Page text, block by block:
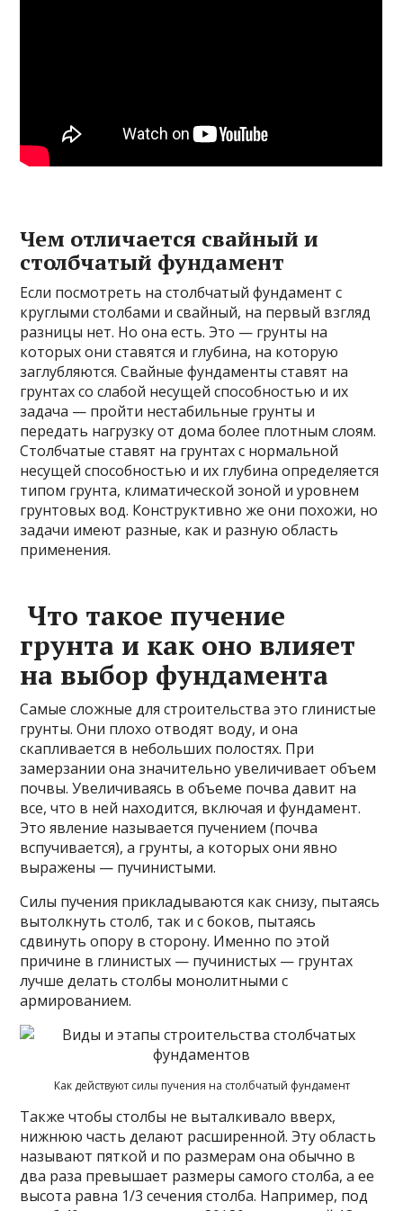
Чем отличается свайный и
столбчатый фундамент
Если посмотреть на столбчатый фундамент с
круглыми столбами и свайный, на первый взгляд
разницы нет. Но она есть. Это — грунты на
которых они ставятся и глубина, на которую
заглубляются. Свайные фундаменты ставят на
грунтах со слабой несущей способностью и их
задача — пройти нестабильные грунты и
передать нагрузку от дома более плотным слоям.
Столбчатые ставят на грунтах с нормальной
несущей способностью и их глубина определяется
типом грунта, климатической зоной и уровнем
грунтовых вод. Конструктивно же они похожи, но
задачи имеют разные, как и разную область
применения.
Что такое пучение
грунта и как оно влияет
на выбор фундамента
Самые сложные для строительства это глинистые
грунты. Они плохо отводят воду, и она
скапливается в небольших полостях. При
замерзании она значительно увеличивает объем
почвы. Увеличиваясь в объеме почва давит на
все, что в ней находится, включая и фундамент.
Это явление называется пучением (почва
вспучивается), а грунты, а которых они явно
выражены — пучинистыми.
Силы пучения прикладываются как снизу, пытаясь
вытолкнуть столб, так и с боков, пытаясь
сдвинуть опору в сторону. Именно по этой
причине в глинистых — пучинистых — грунтах
лучше делать столбы монолитными с
армированием.
Как действуют силы пучения на столбчатый фундамент
Также чтобы столбы не выталкивало вверх,
нижнюю часть делают расширенной. Эту область
называют пяткой и по размерам она обычно в
два раза превышает размеры самого столба, а ее
высота равна 1/3 сечения столба. Например, под